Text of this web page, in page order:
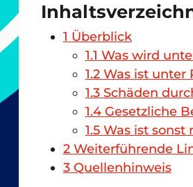
1 Überblick
1.1 Was wird
1.2 Was ist unter
1.3 Schäden
1.4 Gesetzliche
1.5 Was ist sonst
2 Weiterführende
3 Quellenhinweis